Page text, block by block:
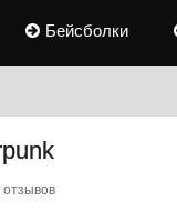
Бейсболки
отзывов